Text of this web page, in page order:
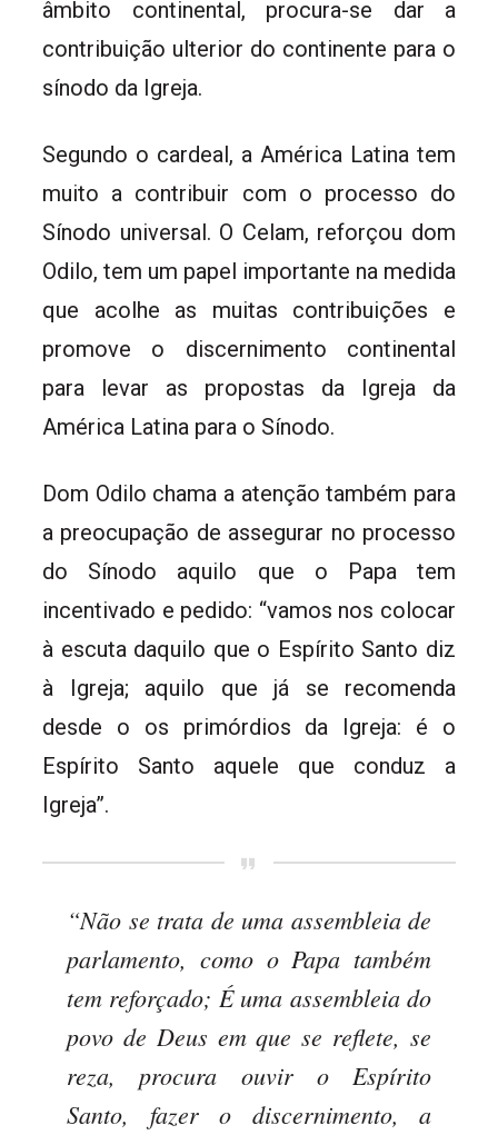
âmbito continental, procura-se dar a
contribuição ulterior do continente para o
sínodo da Igreja.
Segundo o cardeal, a América Latina tem
muito a contribuir com o processo do
Sínodo universal. O Celam, reforçou dom
Odilo, tem um papel importante na medida
que acolhe as muitas contribuições e
promove o discernimento continental
para levar as propostas da Igreja da
América Latina para o Sínodo.
Dom Odilo chama a atenção também para
a preocupação de assegurar no processo
do Sínodo aquilo que o Papa tem
incentivado e pedido: “vamos nos colocar
à escuta daquilo que o Espírito Santo diz
à Igreja; aquilo que já se recomenda
desde o os primórdios da Igreja: é o
Espírito Santo aquele que conduz a
Igreja”.
“Não se trata de uma assembleia de
parlamento, como o Papa também
tem reforçado; É uma assembleia do
povo de Deus em que se reflete, se
reza, procura ouvir o Espírito
Santo, fazer o discernimento, a